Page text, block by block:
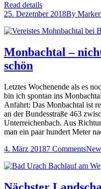
Read details
25. Dezember 2018By
Monbachtal –
schön
Letztes Wochenende als es
bin ich spontan ins
Anfahrt: Das Monbachtal ist
an der Bundesstraße 463
Unterreichenbach. Aus
man ein paar hundert Meter
4. März 20187 Comments